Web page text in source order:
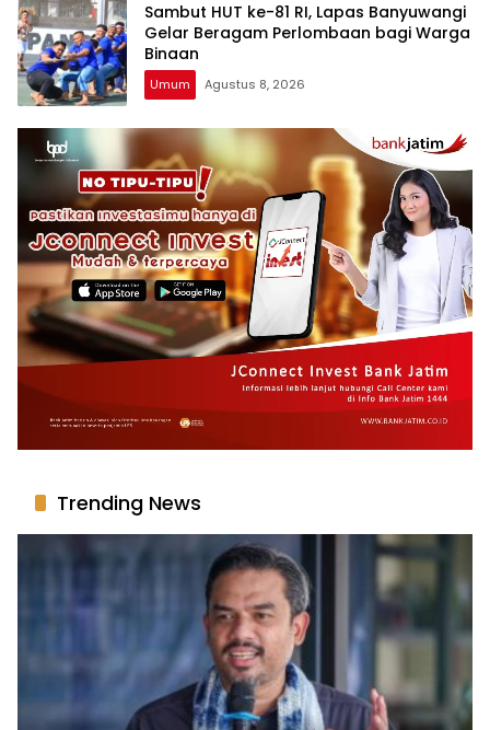
Sambut HUT ke-81 RI, Lapas Banyuwangi
Gelar Beragam Perlombaan bagi Warga
Binaan
Umum Agustus 8, 2026
Trending News